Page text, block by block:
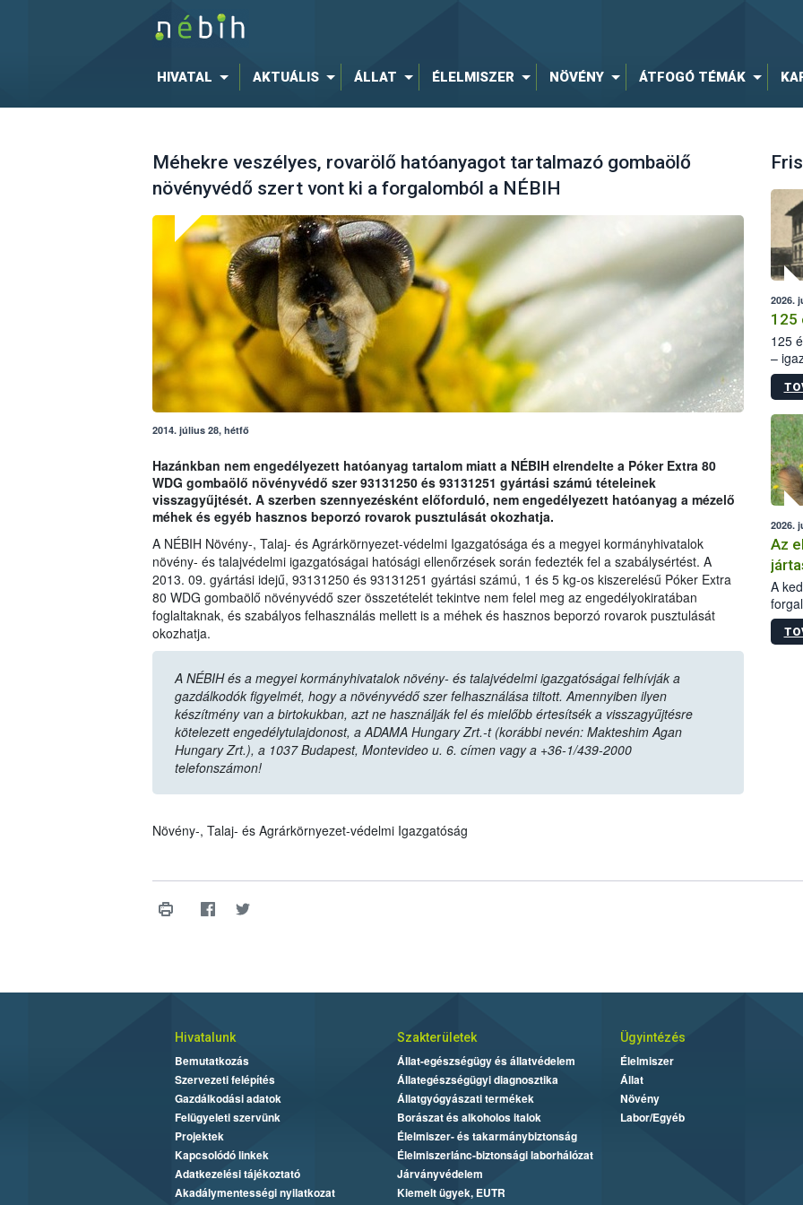
HIVATAL AKTUÁLIS ÁLLAT ÉLELMISZER NÖVÉNY ÁTFOGÓ TÉMÁK
Méhekre veszélyes, rovarölő hatóanyagot tartalmazó gombaölő
növényvédő szert vont ki a forgalomból a NÉBIH
2014. július 28, hétfő
Hazánkban nem engedélyezett hatóanyag tartalom miatt a NÉBIH elrendelte a Póker Extra 80
WDG gombaölő növényvédő szer 93131250 és 93131251 gyártási számú tételeinek
visszagyűjtését. A szerben szennyezésként előforduló, nem engedélyezett hatóanyag a mézelő
méhek és egyéb hasznos beporzó rovarok pusztulását okozhatja.
A NÉBIH Növény-, Talaj- és Agrárkörnyezet-védelmi Igazgatósága és a megyei kormányhivatalok
növény- és talajvédelmi igazgatóságai hatósági ellenőrzések során fedezték fel a szabálysértést. A
2013. 09. gyártási idejű, 93131250 és 93131251 gyártási számú, 1 és 5 kg-os kiszerelésű Póker Extra
80 WDG gombaölő növényvédő szer összetételét tekintve nem felel meg az engedélyokiratában
foglaltaknak, és szabályos felhasználás mellett is a méhek és hasznos beporzó rovarok pusztulását
okozhatja.
A NÉBIH és a megyei kormányhivatalok növény- és talajvédelmi igazgatóságai felhívják a
gazdálkodók figyelmét, hogy a növényvédő szer felhasználása tiltott. Amennyiben ilyen
készítmény van a birtokukban, azt ne használják fel és mielőbb értesítsék a visszagyűjtésre
kötelezett engedélytulajdonost, a ADAMA Hungary Zrt.-t (korábbi nevén: Makteshim Agan
Hungary Zrt.), a 1037 Budapest, Montevideo u. 6. címen vagy a +36-1/439-2000
telefonszámon!
Növény-, Talaj- és Agrárkörnyezet-védelmi Igazgatóság
2026.
125
125
–
15.
2026.
Az
A
Hivatalunk
Bemutatkozás
Szervezeti felépítés
Gazdálkodási adatok
Felügyeleti szervünk
Projektek
Kapcsolódó linkek
Adatkezelési tájékoztató
Akadálymentességi nyilatkozat
Szakterületek
Állat-egészségügy és állatvédelem
Állategészségügyi diagnosztika
Állatgyógyászati termékek
Borászat és alkoholos italok
Élelmiszer- és takarmánybiztonság
Élelmiszerlánc-biztonsági laborhálózat
Járványvédelem
Kiemelt ügyek, EUTR
Ügyintézés
Élelmiszer
Állat
Növény
Labor/Egyéb